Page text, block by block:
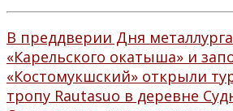
В преддверии Дня
«Карельского окатыша» и
«Костомукшский» открыли
тропу Rautasuo в деревне